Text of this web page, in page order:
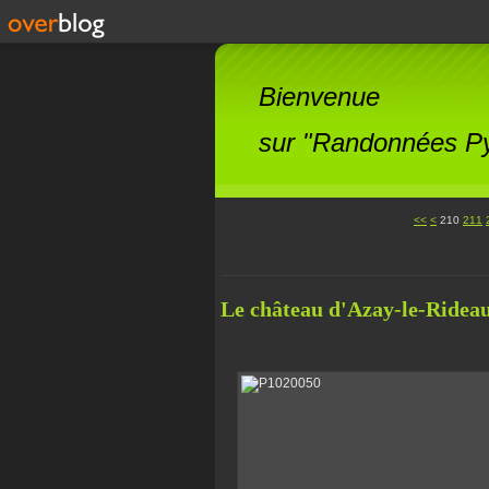
Bienvenue
sur "Randonnées
<< < 200
210 211
Le château d'Azay-le-